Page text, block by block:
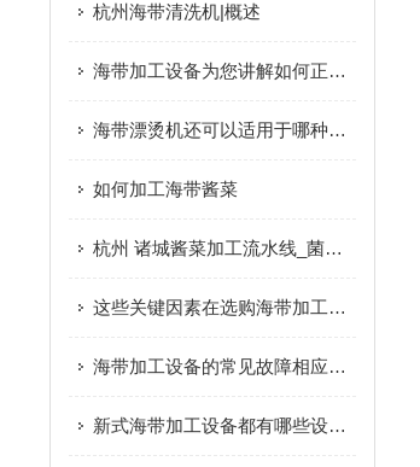
杭州海带清洗机|概述
海带加工设备为您讲解如何正确清洗海带
海带漂烫机还可以适用于哪种果蔬的加工使用
如何加工海带酱菜
杭州 诸城酱菜加工流水线_菌菇/海带加工设备|概述
这些关键因素在选购海带加工设备时要多加注意
海带加工设备的常见故障相应解决方法分享
新式海带加工设备都有哪些设备组成？